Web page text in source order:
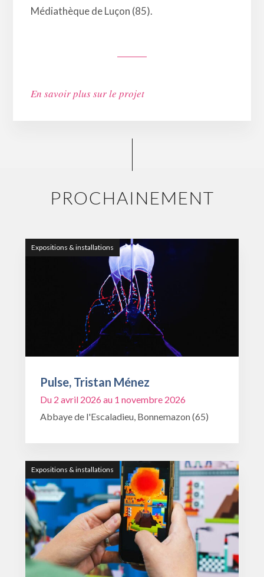
Médiathèque de Luçon (85).
En savoir plus sur le projet
PROCHAINEMENT
Expositions & installations
Pulse, Tristan Ménez
Du 2 avril 2026 au 1 novembre 2026
Abbaye de l'Escaladieu, Bonnemazon (65)
Expositions & installations